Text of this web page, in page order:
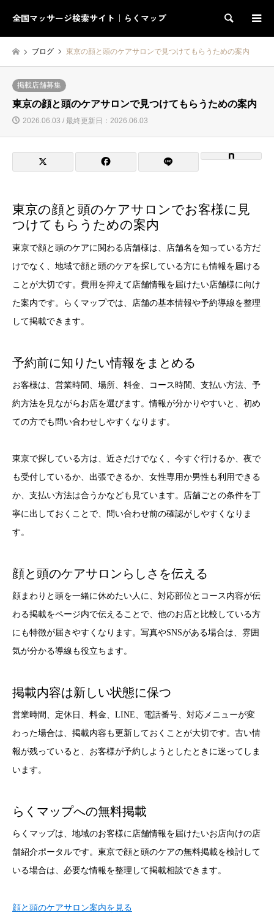
全国マッサージ検索サイト｜らくマップ 検索
ブログ 東京の顔と頭のケアサロンで見つけてもらうための案内
掲載店舗募集
東京の顔と頭のケアサロンで見つけてもらうための案内
2026.06.03 / 最終更新日：2026.06.03
東京の顔と頭のケアサロンでお客様に見
つけてもらうための案内
東京で顔と頭のケアに関わる店舗様は、店舗名を知っている方だ
けでなく、地域で顔と頭のケアを探している方にも情報を届ける
ことが大切です。費用を抑えて店舗情報を届けたい店舗様に向け
た案内です。らくマップでは、店舗の基本情報や予約導線を整理
して掲載できます。
予約前に知りたい情報をまとめる
お客様は、営業時間、場所、料金、コース時間、支払い方法、予
約方法を見ながらお店を選びます。情報が分かりやすいと、初め
ての方でも問い合わせしやすくなります。
東京で探している方は、近さだけでなく、今すぐ行けるか、夜で
も受付しているか、出張できるか、女性専用か男性も利用できる
か、支払い方法は合うかなども見ています。店舗ごとの条件を丁
寧に出しておくことで、問い合わせ前の確認がしやすくなりま
す。
顔と頭のケアサロンらしさを伝える
顔まわりと頭を一緒に休めたい人に、対応部位とコース内容が伝
わる掲載をページ内で伝えることで、他のお店と比較している方
にも特徴が届きやすくなります。写真やSNSがある場合は、雰囲
気が分かる導線も役立ちます。
掲載内容は新しい状態に保つ
営業時間、定休日、料金、LINE、電話番号、対応メニューが変
わった場合は、掲載内容も更新しておくことが大切です。古い情
報が残っていると、お客様が予約しようとしたときに迷ってしま
います。
らくマップへの無料掲載
らくマップは、地域のお客様に店舗情報を届けたいお店向けの店
舗紹介ポータルです。東京で顔と頭のケアの無料掲載を検討して
いる場合は、必要な情報を整理して掲載相談できます。
顔と頭のケアサロン案内を見る